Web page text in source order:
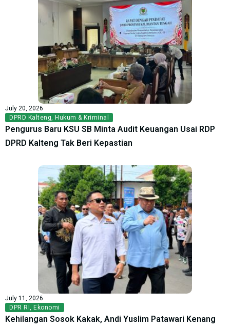
July 20, 2026
DPRD Kalteng, Hukum & Kriminal
Pengurus Baru KSU SB Minta Audit Keuangan Usai RDP
DPRD Kalteng Tak Beri Kepastian
July 11, 2026
DPR RI , Ekonomi
Kehilangan Sosok Kakak, Andi Yuslim Patawari Kenang